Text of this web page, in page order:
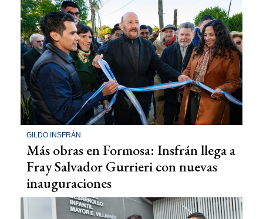
GILDO INSFRÁN
Más obras en Formosa: Insfrán llega a
Fray Salvador Gurrieri con nuevas
inauguraciones